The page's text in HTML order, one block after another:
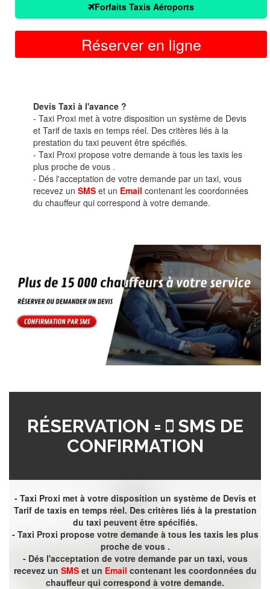
Forfaits Taxis Aéroports
Réserver en ligne
Devis Taxi à l'avance ?
- Taxi Proxi met à votre disposition un système de Devis
et Tarif de taxis en temps réel. Des critères liés à la
prestation du taxi peuvent être spécifiés.
- Taxi Proxi propose votre demande à tous les taxis les
plus proche de vous .
- Dés l'acceptation de votre demande par un taxi, vous
recevez un SMS et un Email contenant les coordonnées
du chauffeur qui correspond à votre demande.
RÉSERVATION =
SMS DE
CONFIRMATION
- Taxi Proxi met à votre disposition un système de Devis et
Tarif de taxis en temps réel. Des critères liés à la prestation
du taxi peuvent être spécifiés.
- Taxi Proxi propose votre demande à tous les taxis les plus
proche de vous .
- Dés l'acceptation de votre demande par un taxi, vous
recevez un SMSet un Email contenant les coordonnées du
chauffeur qui correspond à votre demande.